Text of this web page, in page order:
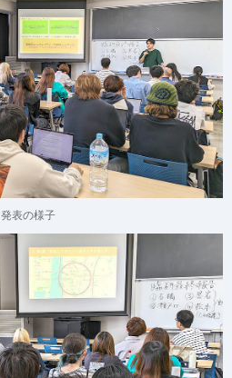
発表の様子